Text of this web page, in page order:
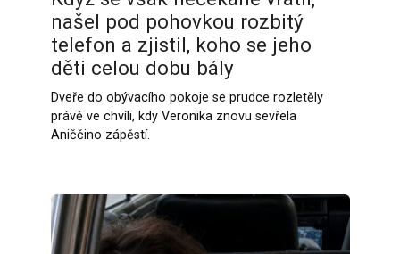
našel pod pohovkou rozbitý
telefon a zjistil, koho se jeho
děti celou dobu bály
Dveře do obývacího pokoje se prudce rozletěly
právě ve chvíli, kdy Veronika znovu sevřela
Aniččino zápěstí.